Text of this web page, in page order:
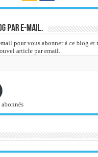
par e-mail.
mail pour vous abonner à ce blog et
article par email.